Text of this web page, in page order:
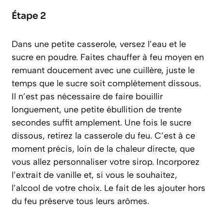
Étape 2
Dans une petite casserole, versez l’eau et le
sucre en poudre. Faites chauffer à feu moyen en
remuant doucement avec une cuillère, juste le
temps que le sucre soit complètement dissous.
Il n’est pas nécessaire de faire bouillir
longuement, une petite ébullition de trente
secondes suffit amplement. Une fois le sucre
dissous, retirez la casserole du feu. C’est à ce
moment précis, loin de la chaleur directe, que
vous allez personnaliser votre sirop. Incorporez
l’extrait de vanille et, si vous le souhaitez,
l’alcool de votre choix. Le fait de les ajouter hors
du feu préserve tous leurs arômes.